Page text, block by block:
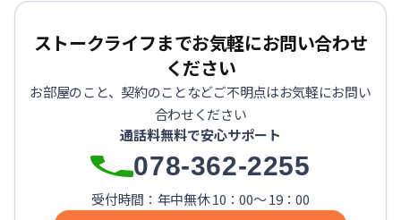
【灘区・JR六甲道】Sステイ六甲道SOUTH・OL｜禁煙ル
【東灘区・摂津本山】Sステイ本山サンハイツOL｜禁煙
【東灘区・JR住吉】Sステイ神戸住吉本町OL｜禁煙ルーム
【東灘区・阪神御影】Sステイ御影本町OL｜禁煙ルーム・
【神戸・春日野道】Sステイ三宮東アスヴェル｜禁煙ルー
【宝塚市・逆瀬川】Sステイ逆瀬川｜禁煙ルーム・Wi-Fi無料
【西宮北口】Sステイ西宮北口第２｜禁煙ルーム・Wi-Fi
【西宮北口】Sステイ西宮北口第２｜禁煙ルーム・Wi-Fi
【神戸・三宮】Sステイ神戸三宮レガニール｜禁煙ルーム
ストークライフまでお気軽にお問い合わせ
ください
お部屋のこと、契約のことなどご不明点はお気軽にお問い
合わせください
通話料無料で安心サポート
078-362-2255
受付時間：年中無休 10：00～ 19：00